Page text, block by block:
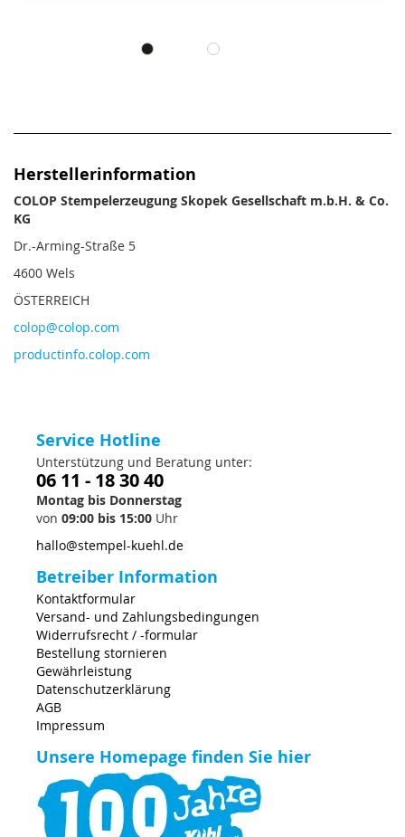
Herstellerinformation
COLOP Stempelerzeugung Skopek Gesellschaft m.b.H. & Co.
KG
Dr.-Arming-Straße 5
4600 Wels
ÖSTERREICH
colop@colop.com
productinfo.colop.com
Service Hotline
Unterstützung und Beratung unter:
06 11 - 18 30 40
Montag bis Donnerstag
von 09:00 bis 15:00 Uhr
hallo@stempel-kuehl.de
Betreiber Information
Kontaktformular
Versand- und Zahlungsbedingungen
Widerrufsrecht / -formular
Bestellung stornieren
Gewährleistung
Datenschutzerklärung
AGB
Impressum
Unsere Homepage finden Sie hier